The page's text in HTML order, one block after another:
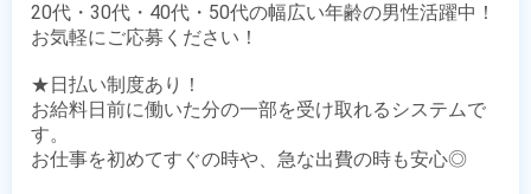
20代・30代・40代・50代の幅広い年齢の男性活躍中！
お気軽にご応募ください！
★日払い制度あり！
お給料日前に働いた分の一部を受け取れるシステムで
す。
お仕事を初めてすぐの時や、急な出費の時も安心◎